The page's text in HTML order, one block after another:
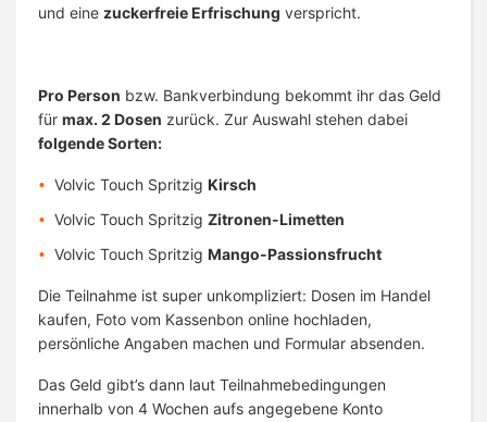
und eine zuckerfreie Erfrischung verspricht.
Pro Person bzw. Bankverbindung bekommt ihr das Geld
für max. 2 Dosen zurück. Zur Auswahl stehen dabei
folgende Sorten:
Volvic Touch Spritzig Kirsch
Volvic Touch Spritzig Zitronen-Limetten
Volvic Touch Spritzig Mango-Passionsfrucht
Die Teilnahme ist super unkompliziert: Dosen im Handel
kaufen, Foto vom Kassenbon online hochladen,
persönliche Angaben machen und Formular absenden.
Das Geld gibt’s dann laut Teilnahmebedingungen
innerhalb von 4 Wochen aufs angegebene Konto